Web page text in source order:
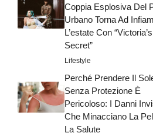
Coppia Esplosiva Del
Urbano Torna Ad
L’estate Con “Victoria’s
Secret”
Lifestyle
Perché Prendere Il
Senza Protezione È
Pericoloso: I Danni
Che Minacciano La
La Salute